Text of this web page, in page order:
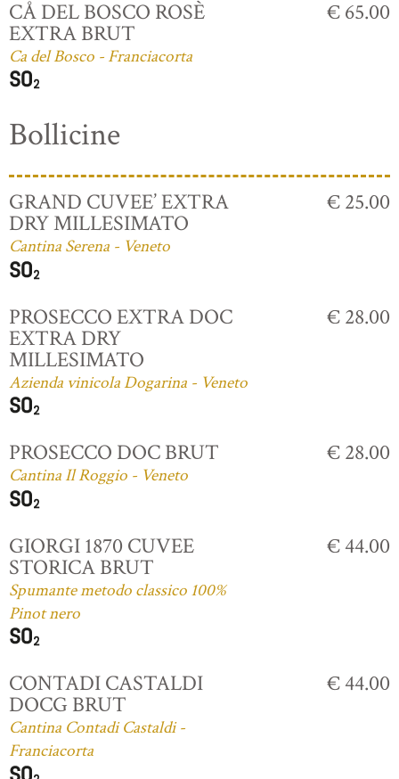
CÅ DEL BOSCO ROSÈ
EXTRA BRUT
Ca del Bosco - Franciacorta
€ 65.00
Bollicine
GRAND CUVEE’ EXTRA
DRY MILLESIMATO
Cantina Serena - Veneto
€ 25.00
PROSECCO EXTRA DOC
EXTRA DRY
MILLESIMATO
Azienda vinicola Dogarina - Veneto
€ 28.00
PROSECCO DOC BRUT
Cantina Il Roggio - Veneto
€ 28.00
GIORGI 1870 CUVEE
STORICA BRUT
Spumante metodo classico 100%
Pinot nero
€ 44.00
CONTADI CASTALDI
DOCG BRUT
Cantina Contadi Castaldi -
Franciacorta
€ 44.00